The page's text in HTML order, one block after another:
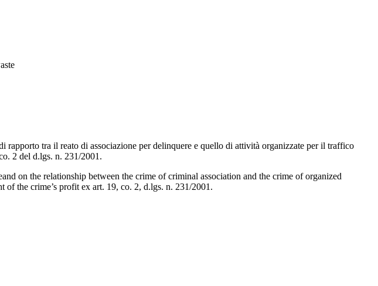
tra il reato di associazione per delinquere e quello di attività organizzate per il traffico
2 del d.lgs. n. 231/2001.
on the relationship between the crime of criminal association and the crime of organized
the crime’s profit ex art. 19, co. 2, d.lgs. n. 231/2001.